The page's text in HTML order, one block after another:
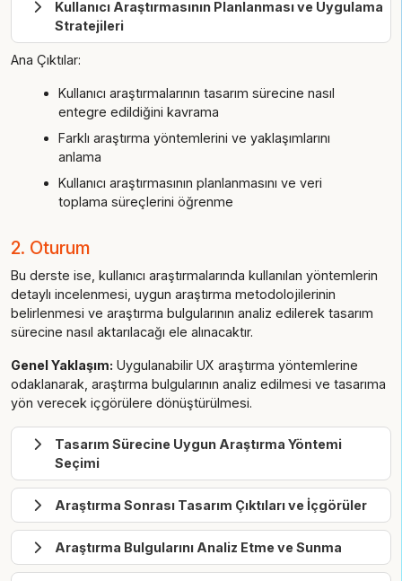
Kullanıcı Araştırmasının Planlanması ve Uygulama
Stratejileri
Ana Çıktılar:
Kullanıcı araştırmalarının tasarım sürecine nasıl
entegre edildiğini kavrama
Farklı araştırma yöntemlerini ve yaklaşımlarını
anlama
Kullanıcı araştırmasının planlanmasını ve veri
toplama süreçlerini öğrenme
2. Oturum
Bu derste ise, kullanıcı araştırmalarında kullanılan yöntemlerin
detaylı incelenmesi, uygun araştırma metodolojilerinin
belirlenmesi ve araştırma bulgularının analiz edilerek tasarım
sürecine nasıl aktarılacağı ele alınacaktır.
Genel Yaklaşım: Uygulanabilir UX araştırma yöntemlerine
odaklanarak, araştırma bulgularının analiz edilmesi ve tasarıma
yön verecek içgörülere dönüştürülmesi.
Tasarım Sürecine Uygun Araştırma Yöntemi
Seçimi
Araştırma Sonrası Tasarım Çıktıları ve İçgörüler
Araştırma Bulgularını Analiz Etme ve Sunma